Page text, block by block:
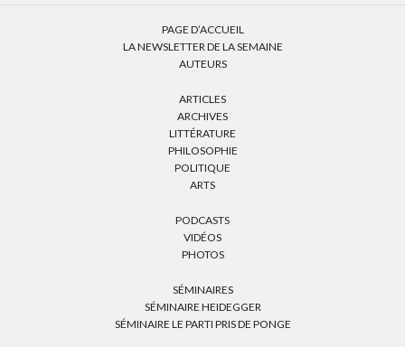
PAGE D’ACCUEIL
LA NEWSLETTER DE LA SEMAINE
AUTEURS
ARTICLES
ARCHIVES
LITTÉRATURE
PHILOSOPHIE
POLITIQUE
ARTS
PODCASTS
VIDÉOS
PHOTOS
SÉMINAIRES
SÉMINAIRE HEIDEGGER
SÉMINAIRE LE PARTI PRIS DE PONGE